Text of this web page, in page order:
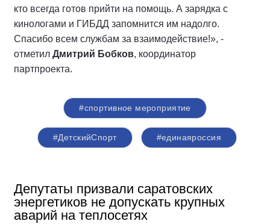
кто всегда готов прийти на помощь. А зарядка с
кинологами и ГИБДД запомнится им надолго.
Спасибо всем службам за взаимодействие!», -
отметил Дмитрий Бобков, координатор
партпроекта.
#спортивное мероприятие
#ДетскийСпорт #единаяроссия
Депутаты призвали саратовских
энергетиков не допускать крупных
аварий на теплосетях